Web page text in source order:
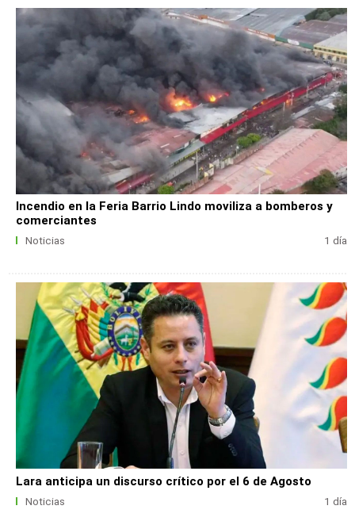
Incendio en la Feria Barrio Lindo moviliza a bomberos y
comerciantes
Noticias 1 día
Lara anticipa un discurso crítico por el 6 de Agosto
Noticias 1 día